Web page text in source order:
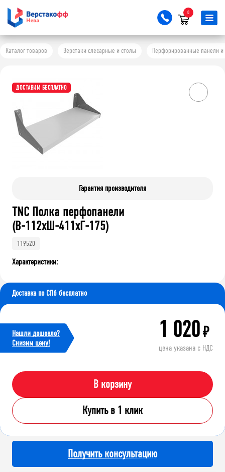
0
Каталог товаров Верстаки слесарные и столы Перфорированные панели и
ДОСТАВИМ БЕСПЛАТНО
Гарантия производителя
TNC Полка перфопанели
(В-112хШ-411хГ-175)
119520
Характеристики:
Доставка по СПб бесплатно
Нашли дешевле?
Cнизим цену!
1 020₽
цена указана с НДС
В корзину
Купить в 1 клик
Получить консультацию